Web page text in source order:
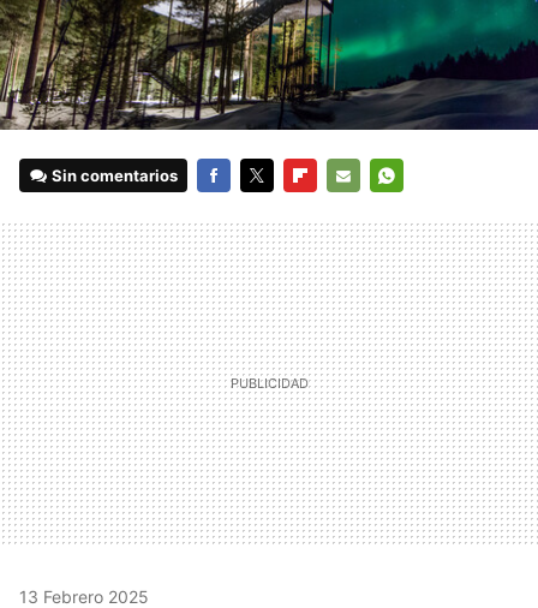
Sin comentarios
MAIL
13 Febrero 2025